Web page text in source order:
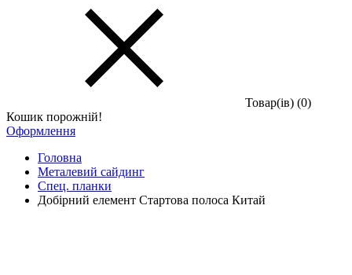
Товар(iв) (0)
Кошик порожній!
Оформлення
Головна
Металевий сайдинг
Спец. планки
Добірний елемент Стартова полоса Китай